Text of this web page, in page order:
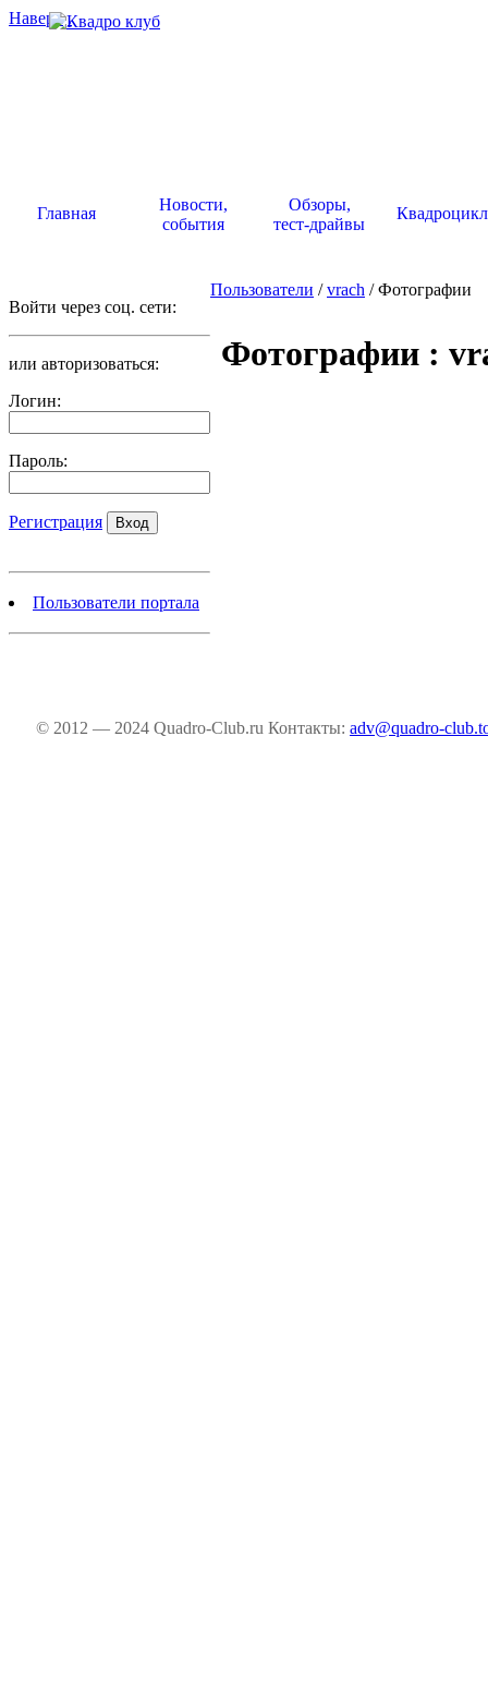
Наверх .
Главная
Новости,
события
Обзоры,
тест-драйвы
Войти через соц. сети:
или авторизоваться:
Логин:
Пароль:
Регистрация
Пользователи портала
Пользователи /vrach / Фотографии
Фотографии :
© 2012 — 2024 Quadro-Club.ru Контакты: adv@quadro-